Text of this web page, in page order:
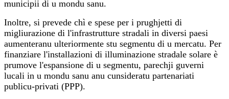
municipii di u mondu sanu.
Inoltre, si prevede chì e spese per i prughjetti di
migliurazione di l'infrastrutture stradali in diversi paesi
aumenteranu ulteriormente stu segmentu di u mercatu. Per
finanziare l'installazioni di illuminazione stradale solare è
prumove l'espansione di u segmentu, parechji guverni
lucali in u mondu sanu anu cunsideratu partenariati
publicu-privati ​​(PPP).